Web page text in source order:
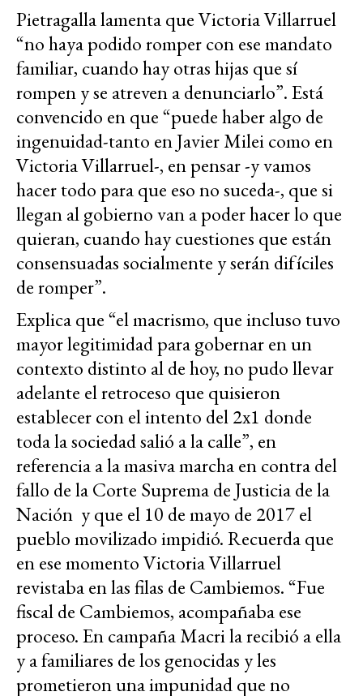
Pietragalla lamenta que Victoria Villarruel
“no haya podido romper con ese mandato
familiar, cuando hay otras hijas que sí
rompen y se atreven a denunciarlo”. Está
convencido en que “puede haber algo de
ingenuidad-tanto en Javier Milei como en
Victoria Villarruel-, en pensar -y vamos
hacer todo para que eso no suceda-, que si
llegan al gobierno van a poder hacer lo que
quieran, cuando hay cuestiones que están
consensuadas socialmente y serán difíciles
de romper”.
Explica que “el macrismo, que incluso tuvo
mayor legitimidad para gobernar en un
contexto distinto al de hoy, no pudo llevar
adelante el retroceso que quisieron
establecer con el intento del 2x1 donde
toda la sociedad salió a la calle”, en
referencia a la masiva marcha en contra del
fallo de la Corte Suprema de Justicia de la
Nación y que el 10 de mayo de 2017 el
pueblo movilizado impidió. Recuerda que
en ese momento Victoria Villarruel
revistaba en las filas de Cambiemos. “Fue
fiscal de Cambiemos, acompañaba ese
proceso. En campaña Macri la recibió a ella
y a familiares de los genocidas y les
prometieron una impunidad que no